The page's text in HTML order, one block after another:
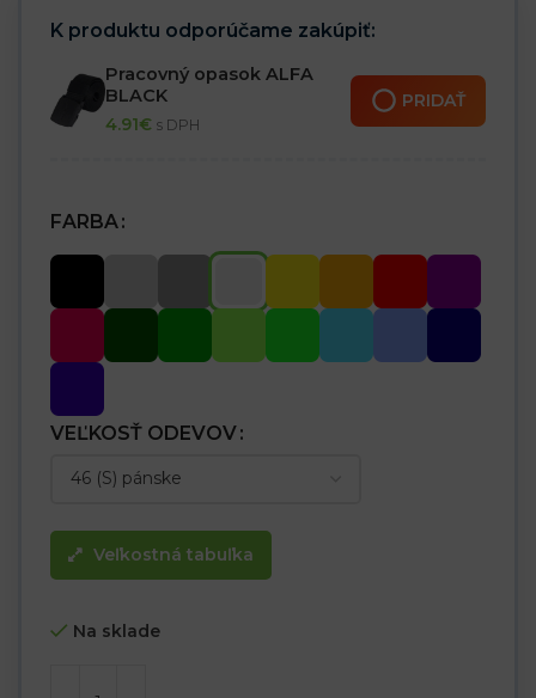
viskóza
Farba šedá ash 97 % bavlna, 3 % viskóza
K produktu odporúčame zakúpiť:
Pracovný opasok ALFA
BLACK
4.91€ s DPH
PRIDAŤ
FARBA
VEĽKOSŤ ODEVOV
Veľkostná tabuľka
Na sklade